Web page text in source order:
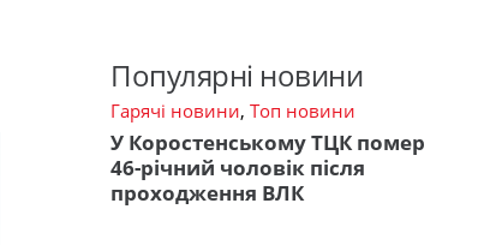
Популярні новини
Гарячі новини, Топ новини
У Коростенському ТЦК помер
46-річний чоловік після
проходження ВЛК